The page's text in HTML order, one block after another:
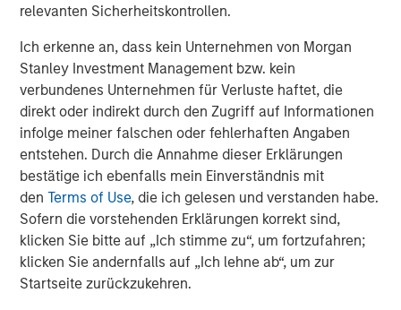
relevanten Sicherheitskontrollen.
Ich erkenne an, dass kein Unternehmen von Morgan
Stanley Investment Management bzw. kein
verbundenes Unternehmen für Verluste haftet, die
direkt oder indirekt durch den Zugriff auf Informationen
infolge meiner falschen oder fehlerhaften Angaben
entstehen. Durch die Annahme dieser Erklärungen
bestätige ich ebenfalls mein Einverständnis mit
denTerms of Use, die ich gelesen und verstanden habe.
Sofern die vorstehenden Erklärungen korrekt sind,
klicken Sie bitte auf „Ich stimme zu“, um fortzufahren;
klicken Sie andernfalls auf „Ich lehne ab“, um zur
Startseite zurückzukehren.
ARTIKEL